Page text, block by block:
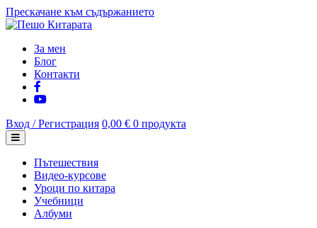
Прескачане към съдържанието
За мен
Блог
Контакти
Вход / Регистрация 0,00 € 0 продукта
Пътешествия
Видео-курсове
Уроци по китара
Учебници
Албуми